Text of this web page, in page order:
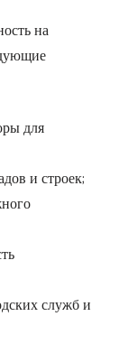
на
для
и строек;
служб и